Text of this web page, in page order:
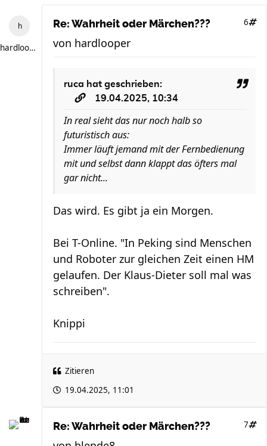
hardlooper
Re: Wahrheit oder Märchen??? 6
von hardlooper
ruca hat geschrieben:
19.04.2025, 10:34
In real sieht das nur noch halb so
futuristisch aus:
Immer läuft jemand mit der Fernbedienung
mit und selbst dann klappt das öfters mal
gar nicht...
Das wird. Es gibt ja ein Morgen.
Bei T-Online. "In Peking sind Menschen
und Roboter zur gleichen Zeit einen HM
gelaufen. Der Klaus-Dieter soll mal was
schreiben".
Knippi
Zitieren
19.04.2025, 11:01
Re: Wahrheit oder Märchen??? 7